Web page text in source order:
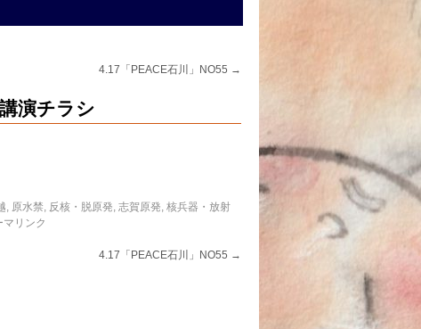
4.17「PEACE石川」NO55 →
演チラシ
, 原水禁, 反核・脱原発, 志賀原発, 核兵器・放射
マリンク
4.17「PEACE石川」NO55 →